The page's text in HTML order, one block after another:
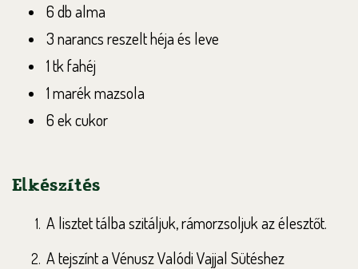
6 db alma
3 narancs reszelt héja és leve
1 tk fahéj
1 marék mazsola
6 ek cukor
Elkészítés
A lisztet tálba szitáljuk, rámorzsoljuk az élesztőt.
A tejszínt a Vénusz Valódi Vajjal Sütéshez